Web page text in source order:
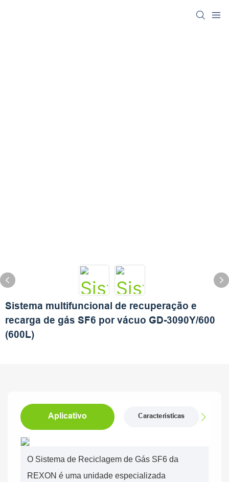
Sistema multifuncional de recuperação e
recarga de gás SF6 por vácuo GD-3090Y/600
(600L)
Aplicativo Características
O Sistema de Reciclagem de Gás SF6 da
REXON é uma unidade especializada